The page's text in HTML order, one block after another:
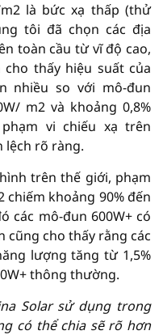
là bức xạ thấp (thử
tôi đã chọn các địa
toàn cầu từ vĩ độ cao,
thấy hiệu suất của
nhiều so với mô-đun
m2 và khoảng 0,8%
vi chiếu xạ trên
lệch rõ ràng.
trên thế giới, phạm
chiếm khoảng 90% đến
các mô-đun 600W+ có
cũng cho thấy rằng các
lượng tăng từ 1,5%
thông thường.
Solar sử dụng trong
có thể chia sẽ rõ hơn